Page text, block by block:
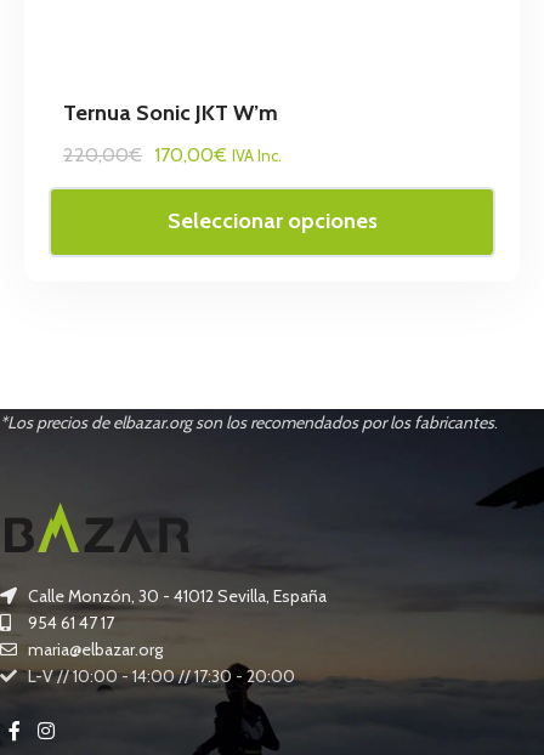
Ternua Sonic JKT W’m
220,00€ 170,00€ IVA Inc.
Seleccionar opciones
*Los precios de elbazar.org son los recomendados por los fabricantes.
Calle Monzón, 30 - 41012 Sevilla, España
954 61 47 17
maria@elbazar.org
L-V // 10:00 - 14:00 // 17:30 - 20:00